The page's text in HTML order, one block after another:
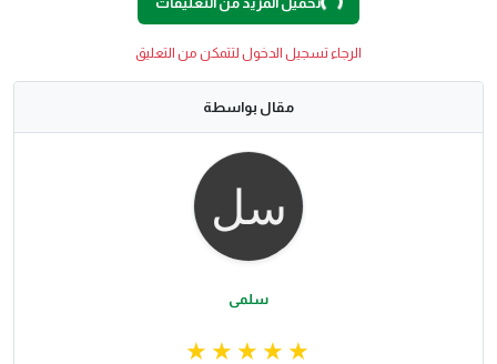
الرجاء تسجيل الدخول لتتمكن من التعليق
مقال بواسطة
سلمى